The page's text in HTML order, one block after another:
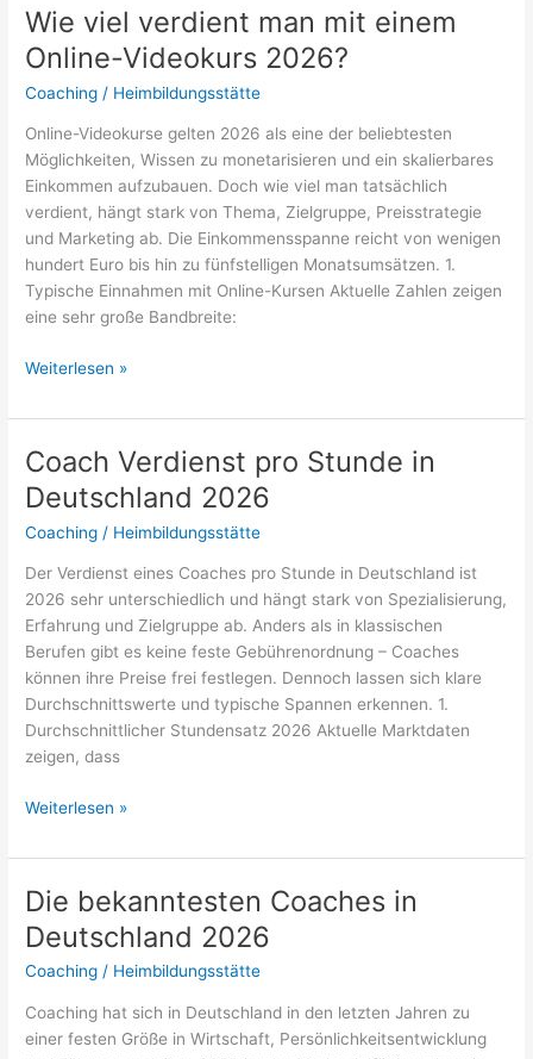
es
in
Deutschland
Wie viel verdient man mit einem
Online-Videokurs 2026?
Coaching / Heimbildungsstätte
Online-Videokurse gelten 2026 als eine der beliebtesten
Möglichkeiten, Wissen zu monetarisieren und ein skalierbares
Einkommen aufzubauen. Doch wie viel man tatsächlich
verdient, hängt stark von Thema, Zielgruppe, Preisstrategie
und Marketing ab. Die Einkommensspanne reicht von wenigen
hundert Euro bis hin zu fünfstelligen Monatsumsätzen. 1.
Typische Einnahmen mit Online-Kursen Aktuelle Zahlen zeigen
eine sehr große Bandbreite:
Wie
verdient
mit
einem
Online-
2026?
Weiterlesen »
Coach Verdienst pro Stunde in
Deutschland 2026
Coaching / Heimbildungsstätte
Der Verdienst eines Coaches pro Stunde in Deutschland ist
2026 sehr unterschiedlich und hängt stark von Spezialisierung,
Erfahrung und Zielgruppe ab. Anders als in klassischen
Berufen gibt es keine feste Gebührenordnung – Coaches
können ihre Preise frei festlegen. Dennoch lassen sich klare
Durchschnittswerte und typische Spannen erkennen. 1.
Durchschnittlicher Stundensatz 2026 Aktuelle Marktdaten
zeigen, dass
Coach
pro
in
Deutschland
2026
Weiterlesen »
Die bekanntesten Coaches in
Deutschland 2026
Coaching / Heimbildungsstätte
Coaching hat sich in Deutschland in den letzten Jahren zu
einer festen Größe in Wirtschaft, Persönlichkeitsentwicklung